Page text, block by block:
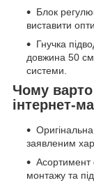
Блок
виставити
Гнучка
довжина 50
системи.
Чому
інтернет-
заявленим
Асортимент
монтажу та